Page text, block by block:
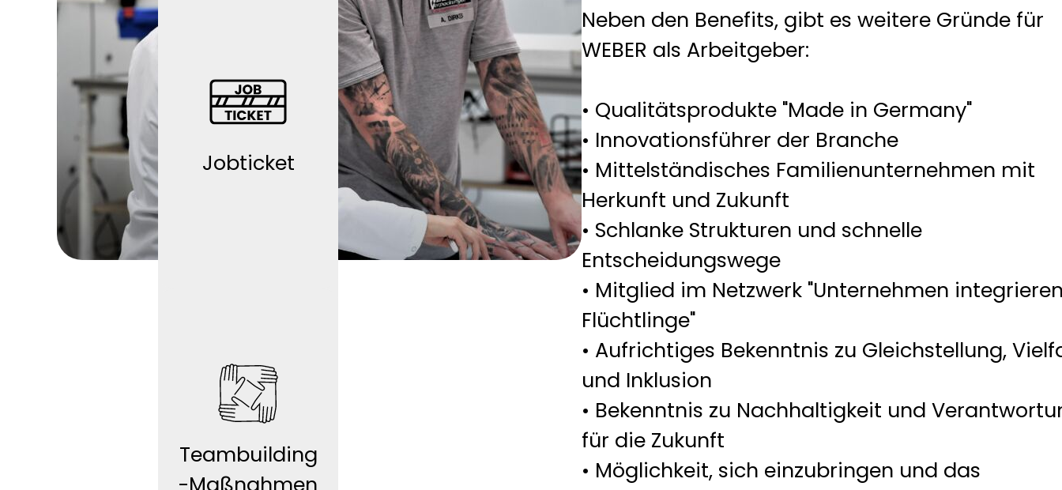
Jobticket
Teambuilding
-Maßnahmen
Neben den Benefits, gibt es weitere Gründe für
WEBER als Arbeitgeber:
• Qualitätsprodukte "Made in Germany"
• Innovationsführer der Branche
• Mittelständisches Familienunternehmen mit
Herkunft und Zukunft
• Schlanke Strukturen und schnelle
Entscheidungswege
• Mitglied im Netzwerk "Unternehmen
Flüchtlinge"
• Aufrichtiges Bekenntnis zu Gleichstellung,
und Inklusion
• Bekenntnis zu Nachhaltigkeit und
für die Zukunft
• Möglichkeit, sich einzubringen und das